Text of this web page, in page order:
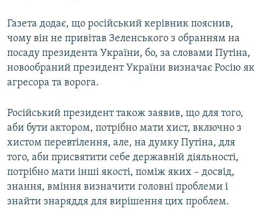
Газета додає, що російський керівник пояснив,
чому він не привітав Зеленського з обранням на
посаду президента України, бо, за словами Путіна,
новообраний президент України визначає Росію як
агресора та ворога.
Російський президент також заявив, що для того,
аби бути актором, потрібно мати хист, включно з
хистом перевтілення, але, на думку Путіна, для
того, аби присвятити себе державній діяльності,
потрібно мати інші якості, поміж яких – досвід,
знання, вміння визначити головні проблеми і
знайти знаряддя для вирішення цих проблем.